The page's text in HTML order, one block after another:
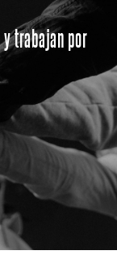
trabajan por